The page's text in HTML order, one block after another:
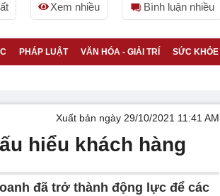
Xem nhiều Bình luận nhiều
PHÁP LUẬT VĂN HÓA - GIẢI TRÍ SỨC KHỎE
Xuất bản ngày 29/10/2021 11:41 AM
hiểu khách hàng
đã trở thành động lực để các